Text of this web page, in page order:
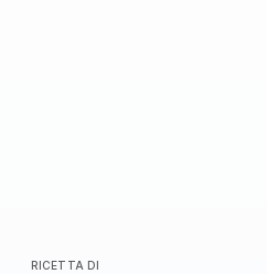
RICETTA DI